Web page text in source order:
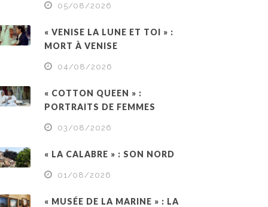
05/08/2026
« VENISE LA LUNE ET TOI » :
MORT À VENISE
04/08/2026
« COTTON QUEEN » :
PORTRAITS DE FEMMES
03/08/2026
« LA CALABRE » : SON NORD
01/08/2026
« MUSÉE DE LA MARINE » : LA